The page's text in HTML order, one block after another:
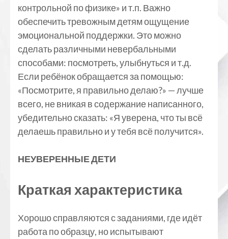
контрольной по физике» и т.п. Важно
обеспечить тревожным детям ощущение
эмоциональной поддержки. Это можно
сделать различными невербальными
способами: посмотреть, улыбнуться и т.д.
Если ребёнок обращается за помощью:
«Посмотрите, я правильно делаю?» — лучше
всего, не вникая в содержание написанного,
убедительно сказать: «Я уверена, что ты всё
делаешь правильно и у тебя всё получится».
НЕУВЕРЕННЫЕ ДЕТИ
Краткая характеристика
Хорошо справляются с заданиями, где идёт
работа по образцу, но испытывают